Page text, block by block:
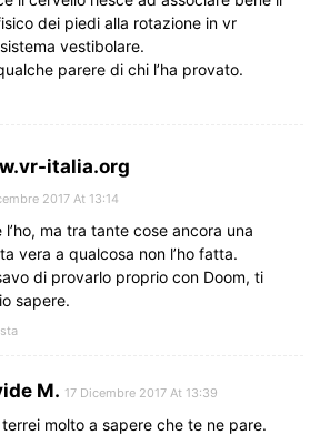
dei piedi alla rotazione in vr
vestibolare.
parere di chi l’ha provato.
italia.org
2017 At 13:14
l’ho, ma tra tante cose ancora una
vera a qualcosa non l’ho fatta.
di provarlo proprio con Doom, ti
sapere.
M. 17 Dicembre 2017 At 13:39
terrei molto a sapere che te ne pare.